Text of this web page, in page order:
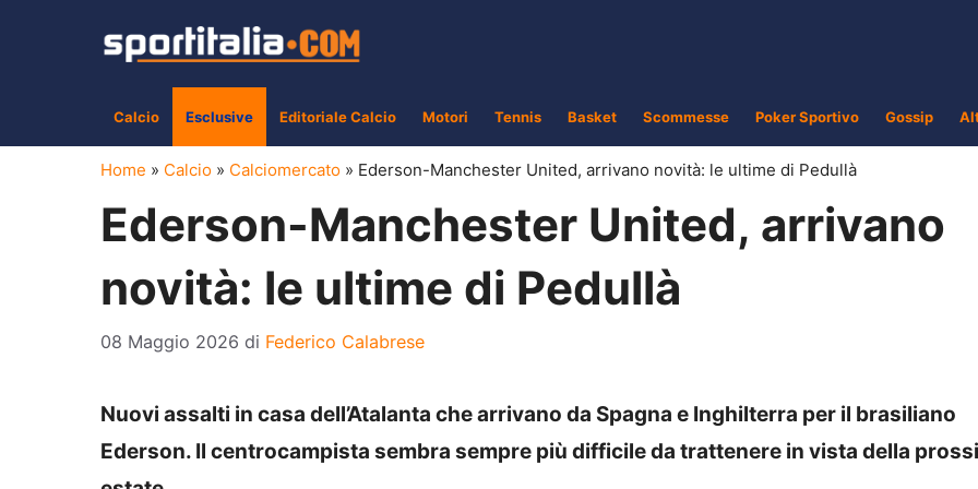
Calcio Esclusive Editoriale Calcio Motori Tennis Basket Scommesse Poker Sportivo Gossip
Home » Calcio » Calciomercato » Ederson-Manchester United, arrivano novità: le ultime di Pedullà
Ederson-Manchester United, arrivano
novità: le ultime di Pedullà
08 Maggio 2026 di Federico Calabrese
Nuovi assalti in casa dell’Atalanta che arrivano da Spagna e Inghilterra per il brasiliano
Ederson. Il centrocampista sembra sempre più difficile da trattenere in vista della